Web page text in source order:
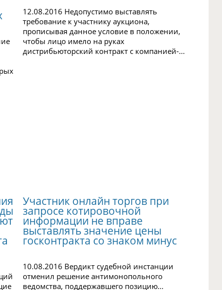
12.08.2016 Недопустимо выставлять
требование к участнику аукциона,
прописывая данное условие в положении,
чтобы лицо имело на руках
дистрибьюторский контракт с компанией-...
Участник онлайн торгов при
запросе котировочной
информации не вправе
выставлять значение цены
госконтракта со знаком минус
10.08.2016 Вердикт судебной инстанции
отменил решение антимонопольного
ведомства, поддержавшего позицию...